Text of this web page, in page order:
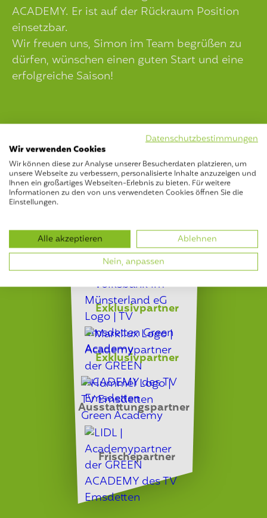
ACADEMY. Er ist auf der Rückraum Position
einsetzbar.
Wir freuen uns, Simon im Team begrüßen zu
dürfen, wünschen einen guten Start und eine
erfolgreiche Saison!
Bewegungspartner
Exklusivpartner
Exklusivpartner
Ausstattungspartner
Frischepartner
Datenschutzbestimmungen
Wir verwenden Cookies
Wir können diese zur Analyse unserer Besucherdaten platzieren, um
unsere Webseite zu verbessern, personalisierte Inhalte anzuzeigen und
Ihnen ein großartiges Webseiten-Erlebnis zu bieten. Für weitere
Informationen zu den von uns verwendeten Cookies öffnen Sie die
Einstellungen.
Alle akzeptieren
Ablehnen
Nein, anpassen